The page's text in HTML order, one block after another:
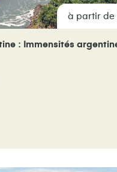
à partir de
: Immensités